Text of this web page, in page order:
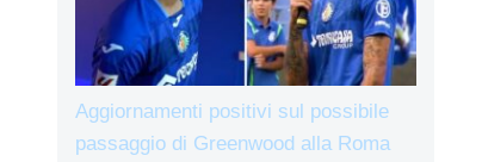
Aggiornamenti positivi sul possibile
passaggio di Greenwood alla Roma